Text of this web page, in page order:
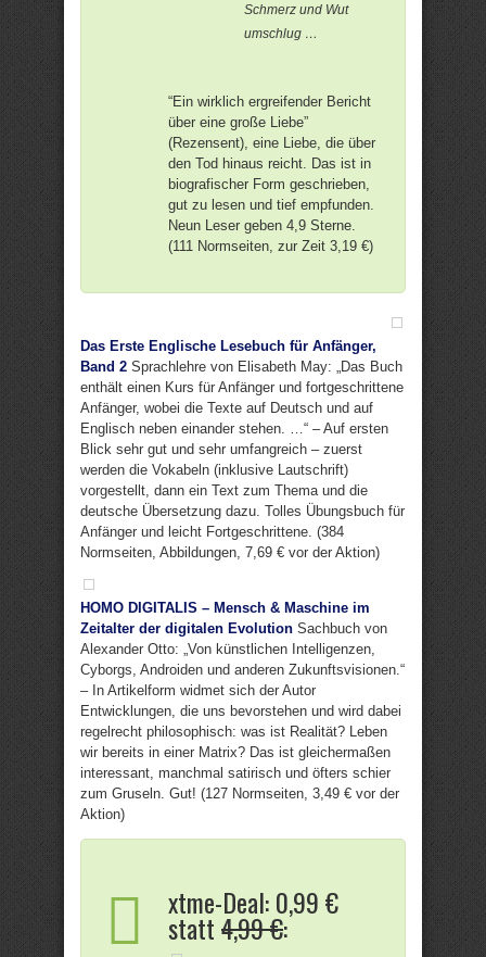
Schmerz und Wut
umschlug …
“Ein wirklich ergreifender Bericht
über eine große Liebe”
(Rezensent), eine Liebe, die über
den Tod hinaus reicht. Das ist in
biografischer Form geschrieben,
gut zu lesen und tief empfunden.
Neun Leser geben 4,9 Sterne.
(111 Normseiten, zur Zeit 3,19 €)
Das Erste Englische Lesebuch für Anfänger,
Band 2 Sprachlehre von Elisabeth May: „Das Buch
enthält einen Kurs für Anfänger und fortgeschrittene
Anfänger, wobei die Texte auf Deutsch und auf
Englisch neben einander stehen. …“ – Auf ersten
Blick sehr gut und sehr umfangreich – zuerst
werden die Vokabeln (inklusive Lautschrift)
vorgestellt, dann ein Text zum Thema und die
deutsche Übersetzung dazu. Tolles Übungsbuch für
Anfänger und leicht Fortgeschrittene. (384
Normseiten, Abbildungen, 7,69 € vor der Aktion)
HOMO DIGITALIS – Mensch & Maschine im
Zeitalter der digitalen Evolution Sachbuch von
Alexander Otto: „Von künstlichen Intelligenzen,
Cyborgs, Androiden und anderen Zukunftsvisionen.“
– In Artikelform widmet sich der Autor
Entwicklungen, die uns bevorstehen und wird dabei
regelrecht philosophisch: was ist Realität? Leben
wir bereits in einer Matrix? Das ist gleichermaßen
interessant, manchmal satirisch und öfters schier
zum Gruseln. Gut! (127 Normseiten, 3,49 € vor der
Aktion)
xtme-Deal: 0,99 €
statt4,99 €: